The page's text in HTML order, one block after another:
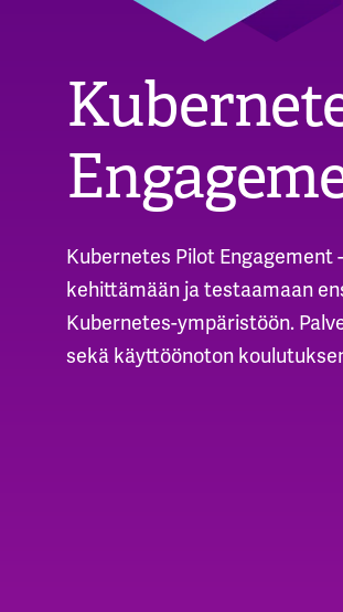
Kubernetes Pilot Engagement
kehittämään ja testaamaan
Kubernetes-ympäristöön.
sekä käyttöönoton